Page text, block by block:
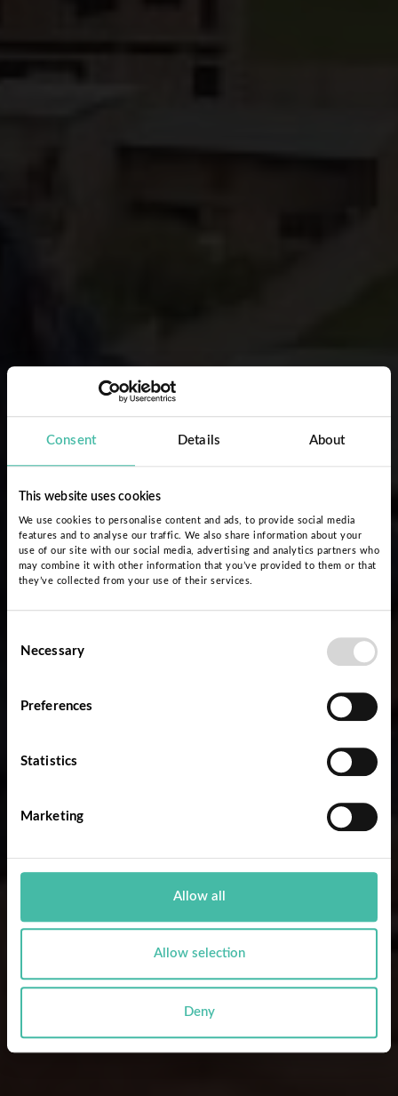
Consent Details About
This website uses cookies
We use cookies to personalise content and ads, to provide social media
features and to analyse our traffic. We also share information about your
use of our site with our social media, advertising and analytics partners who
may combine it with other information that you’ve provided to them or that
they’ve collected from your use of their services.
Selection
Necessary
Preferences
Statistics
Marketing
Allow all
Allow selection
Deny